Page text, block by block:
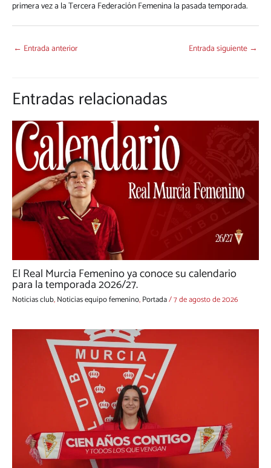
primera vez a la Tercera Federación Femenina la pasada temporada.
← Entrada anterior Entrada siguiente →
Entradas relacionadas
El Real Murcia Femenino ya conoce su calendario
para la temporada 2026/27.
Noticias club,Noticias equipo femenino,Portada/7 de agosto de 2026